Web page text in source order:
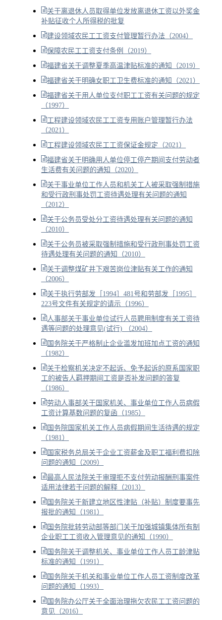
关于离退休人员取得单位发放离退休工资以外奖金
补贴征收个人所得税的批复
建设领域农民工工资支付管理暂行办法（2004）
保障农民工工资支付条例（2019）
福建省关于调整夏季高温津贴标准的通知（2019）
福建省关于明确女职工卫生费标准的通知（2021）
福建省关于用人单位支付职工工资有关问题的规定
（1997）
工程建设领域农民工工资专用账户管理暂行办法
（2021）
工程建设领域农民工工资保证金规定（2021）
福建省关于明确用人单位停工停产期间支付劳动者
生活费有关问题的通知（2020）
关于事业单位工作人员和机关工人被采取强制措施
和受行政刑事处罚工资待遇处理有关问题的通知
（2012）
关于公务员受处分工资待遇处理有关问题的通知
（2010）
关于公务员被采取强制措施和受行政刑事处罚工资
待遇处理有关问题的通知（2010）
关于调整煤矿井下艰苦岗位津贴有关工作的通知
（2006）
关于执行劳部发［1994］481号和劳部发［1995］
223号文件有关规定的请示（1996）
人事部关于事业单位试行人员聘用制度有关工资待
遇等问题的处理意见(试行) （2004）
国务院关于严格制止企业滥发加班加点工资的通知
（1982）
关于检察机关决定不起诉、免予起诉的原系国家职
工的被告人羁押期间工资是否补发问题的答复
（1986）
劳动人事部关于国家机关、事业单位工作人员病假
工资计算基数问题的复函（1985）
国务院国家机关工作人员病假期间生活待遇的规定
（1981）
国家税务总局关于企业工资薪金及职工福利费扣除
问题的通知（2009）
最高人民法院关于审理拒不支付劳动报酬刑事案件
适用法律若干问题的解释（2013）
国务院关于新建立地区性津贴（补贴）制度要事先
报批的通知（1981）
国务院批转劳动部等部门关于加强城镇集体所有制
企业职工工资收入管理意见的通知（1990）
国务院关于调整机关、事业单位工作人员工龄津贴
标准的通知（1991）
国务院关于机关和事业单位工作人员工资制度改革
问题的通知（1993）
国务院办公厅关于全面治理拖欠农民工工资问题的
意见（2016）